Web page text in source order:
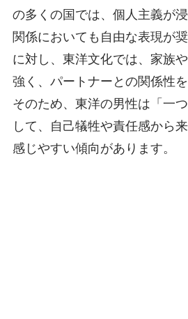
の多くの国では、個人主義が
関係においても自由な表現が
に対し、東洋文化では、家族
強く、パートナーとの関係性
そのため、東洋の男性は「一
して、自己犠牲や責任感から
感じやすい傾向があります。